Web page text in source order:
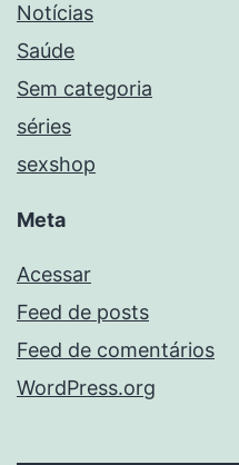
Notícias
Saúde
Sem categoria
séries
sexshop
Meta
Acessar
Feed de posts
Feed de comentários
WordPress.org